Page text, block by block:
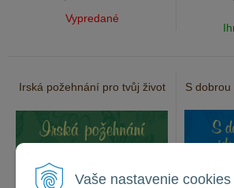
Vaše nastavenie cookies
Vypredané
Irská požehnání pro tvůj život S